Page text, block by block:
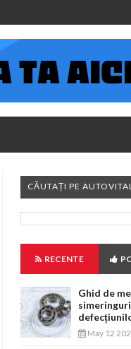
CĂUTAȚI PE
RECENTE
Ghid de
May 12